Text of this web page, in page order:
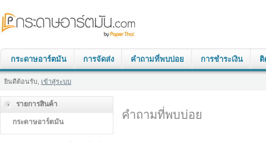
กระดาษอาร์ตมัน การจัดส่ง คำถามที่พบบ่อย การชำระเงิน ติ
ยินดีต้อนรับ, เข้าสู่ระบบ
รายการสินค้า
กระดาษอาร์ตมัน
คำถามที่พบบ่อย